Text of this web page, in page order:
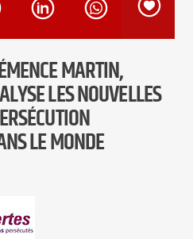
MARTIN,
LES NOUVELLES
LE MONDE